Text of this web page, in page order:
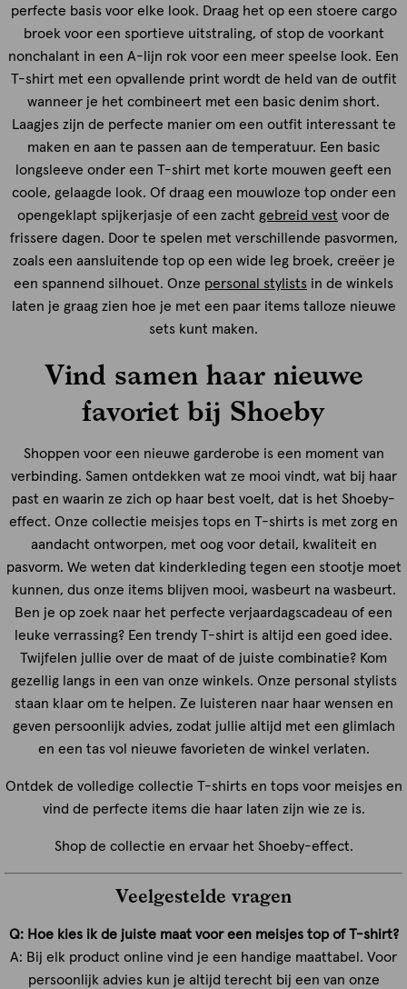
perfecte basis voor elke look. Draag het op een stoere cargo
broek voor een sportieve uitstraling, of stop de voorkant
nonchalant in een A-lijn rok voor een meer speelse look. Een
T-shirt met een opvallende print wordt de held van de outfit
wanneer je het combineert met een basic denim short.
Laagjes zijn de perfecte manier om een outfit interessant te
maken en aan te passen aan de temperatuur. Een basic
longsleeve onder een T-shirt met korte mouwen geeft een
coole, gelaagde look. Of draag een mouwloze top onder een
opengeklapt spijkerjasje of een zacht gebreid vest voor de
frissere dagen. Door te spelen met verschillende pasvormen,
zoals een aansluitende top op een wide leg broek, creëer je
een spannend silhouet. Onze personal stylists in de winkels
laten je graag zien hoe je met een paar items talloze nieuwe
sets kunt maken.
Vind samen haar nieuwe
favoriet bij Shoeby
Shoppen voor een nieuwe garderobe is een moment van
verbinding. Samen ontdekken wat ze mooi vindt, wat bij haar
past en waarin ze zich op haar best voelt, dat is het Shoeby-
effect. Onze collectie meisjes tops en T-shirts is met zorg en
aandacht ontworpen, met oog voor detail, kwaliteit en
pasvorm. We weten dat kinderkleding tegen een stootje moet
kunnen, dus onze items blijven mooi, wasbeurt na wasbeurt.
Ben je op zoek naar het perfecte verjaardagscadeau of een
leuke verrassing? Een trendy T-shirt is altijd een goed idee.
Twijfelen jullie over de maat of de juiste combinatie? Kom
gezellig langs in een van onze winkels. Onze personal stylists
staan klaar om te helpen. Ze luisteren naar haar wensen en
geven persoonlijk advies, zodat jullie altijd met een glimlach
en een tas vol nieuwe favorieten de winkel verlaten.
Ontdek de volledige collectie T-shirts en tops voor meisjes en
vind de perfecte items die haar laten zijn wie ze is.
Shop de collectie en ervaar het Shoeby-effect.
Veelgestelde vragen
Q: Hoe kies ik de juiste maat voor een meisjes top of T-shirt?
A: Bij elk product online vind je een handige maattabel. Voor
persoonlijk advies kun je altijd terecht bij een van onze